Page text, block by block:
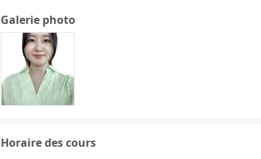
Galerie photo
Horaire des cours